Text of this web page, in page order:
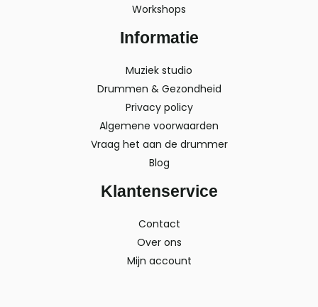
Workshops
Informatie
Muziek studio
Drummen & Gezondheid
Privacy policy
Algemene voorwaarden
Vraag het aan de drummer
Blog
Klantenservice
Contact
Over ons
Mijn account